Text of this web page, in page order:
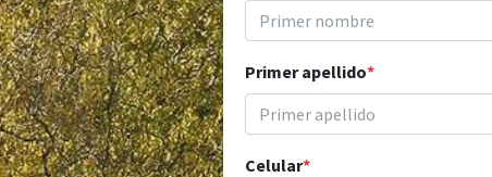
Primer apellido*
Celular*